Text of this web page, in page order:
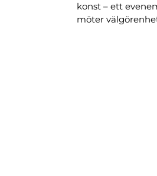
konst – ett
möter